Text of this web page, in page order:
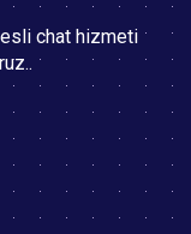
chat hizmeti